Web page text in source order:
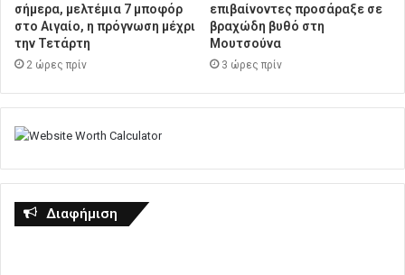
σήμερα, μελτέμια 7 μποφόρ
στο Αιγαίο, η πρόγνωση μέχρι
την Τετάρτη
2 ώρες πρίν
επιβαίνοντες προσάραξε σε
βραχώδη βυθό στη
Μουτσούνα
3 ώρες πρίν
Διαφήμιση